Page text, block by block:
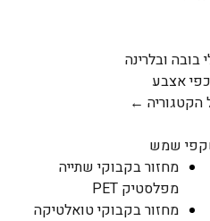
בובה ובלרינה
אצבע
הקטגוריה ←
שמש
מחזור בקבוקי שתייה
מפלסטיק PET
מחזור בקבוקי טואלטיקה